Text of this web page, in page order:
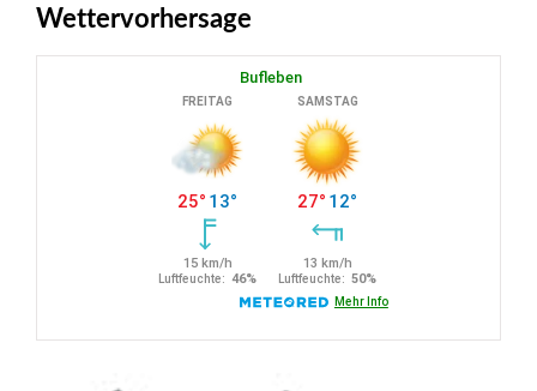
Wettervorhersage